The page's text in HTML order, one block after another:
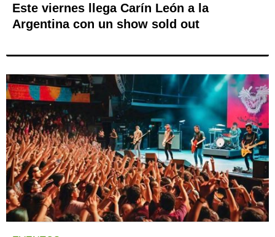
Este viernes llega Carín León a la
Argentina con un show sold out